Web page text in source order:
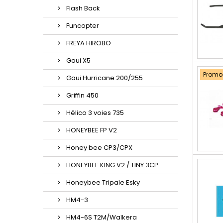
Flash Back
Funcopter
FREYA HIROBO
Gaui X5
Gaui Hurricane 200/255
Griffin 450
Hélico 3 voies 735
HONEYBEE FP V2
Honey bee CP3/CPX
HONEYBEE KING V2 / TINY 3CP
Honeybee Tripale Esky
HM4-3
HM4-6S T2M/Walkera